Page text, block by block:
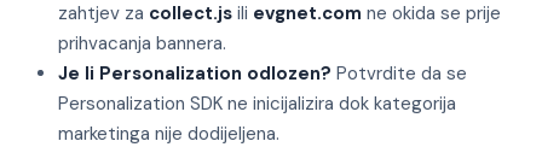
zahtjev za collect.js ili evgnet.com ne okida se prije
prihvacanja bannera.
Je li Personalization odlozen? Potvrdite da se
Personalization SDK ne inicijalizira dok kategorija
marketinga nije dodijeljena.